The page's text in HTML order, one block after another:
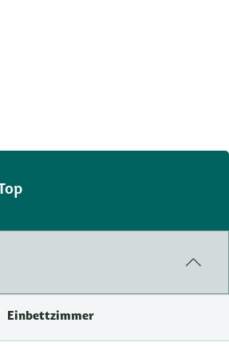
Einbettzimmer